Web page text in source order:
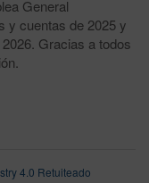
General
y cuentas de 2025 y
Gracias a todos
4.0 Retuiteado